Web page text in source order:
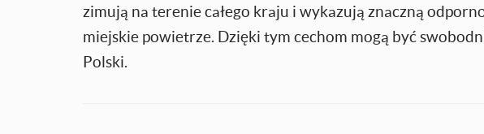
zimują na terenie całego kraju i wykazują znaczną
miejskie powietrze. Dzięki tym cechom mogą być
Polski.